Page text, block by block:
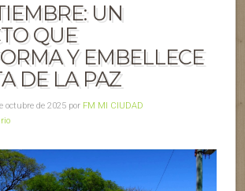
UN
QUE
Y EMBELLECE
DE LA PAZ
octubre de 2025 por FM MI CIUDAD